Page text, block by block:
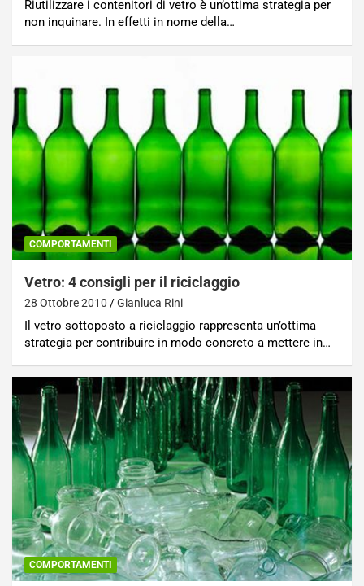
Riutilizzare i contenitori di vetro è un’ottima strategia per
non inquinare. In effetti in nome della…
COMPORTAMENTI
Vetro: 4 consigli per il riciclaggio
28 Ottobre 2010 Gianluca Rini
Il vetro sottoposto a riciclaggio rappresenta un’ottima
strategia per contribuire in modo concreto a mettere in…
COMPORTAMENTI